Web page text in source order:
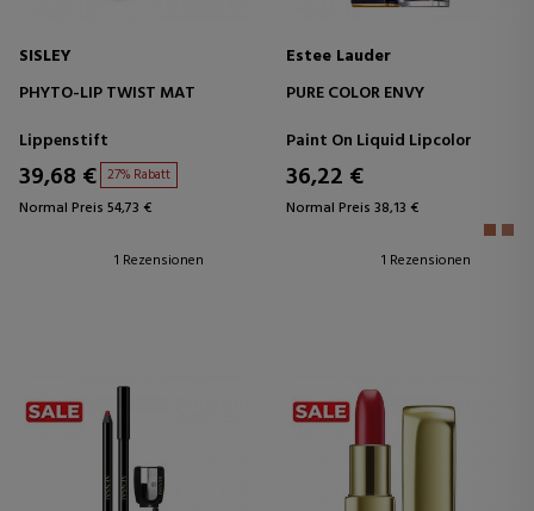
SISLEY
PHYTO-LIP TWIST MAT
Lippenstift
39,68 € 27% Rabatt
Normal Preis 54,73 €
1 Rezensionen
Estee Lauder
PURE COLOR ENVY
Paint On Liquid Lipcolor
36,22 €
Normal Preis 38,13 €
1 Rezensionen